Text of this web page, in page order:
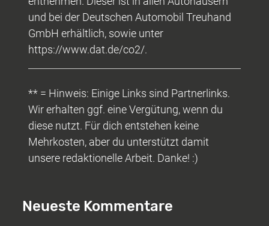
und bei der Deutschen Automobil Treuhand
GmbH erhältlich, sowie unter
https://www.dat.de/co2/.
** = Hinweis: Einige Links sind Partnerlinks.
Wir erhalten ggf. eine Vergütung, wenn du
diese nutzt. Für dich entstehen keine
Mehrkosten, aber du unterstützt damit
unsere redaktionelle Arbeit. Danke! :)
Neueste Kommentare